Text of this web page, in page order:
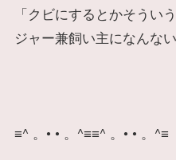
「クビにするとかそうい
ジャー兼飼い主になんな
≡^ 。• • 。^≡≡^ 。• • 。^≡